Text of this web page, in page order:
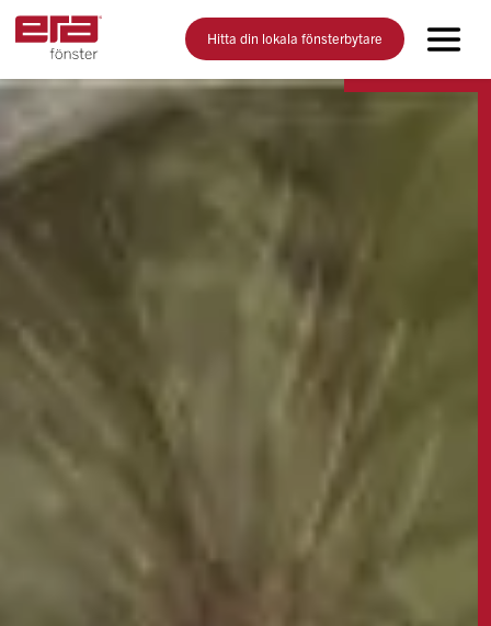
Hitta din lokala fönsterbytare